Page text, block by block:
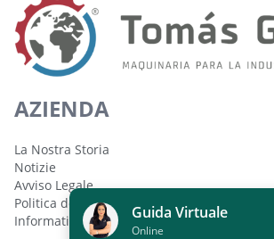
AZIENDA
La Nostra Storia
Notizie
Avviso Legale
Politica dei Cookie
Informativa sulla PrivacyGuida Virtuale
Online